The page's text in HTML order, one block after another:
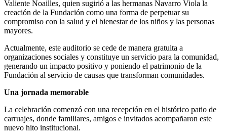
Valiente Noailles, quien sugirió a las hermanas Navarro Viola la
creación de la Fundación como una forma de perpetuar su
compromiso con la salud y el bienestar de los niños y las personas
mayores.
Actualmente, este auditorio se cede de manera gratuita a
organizaciones sociales y constituye un servicio para la comunidad,
generando un impacto positivo y poniendo el patrimonio de la
Fundación al servicio de causas que transforman comunidades.
Una jornada memorable
La celebración comenzó con una recepción en el histórico patio de
carruajes, donde familiares, amigos e invitados acompañaron este
nuevo hito institucional.